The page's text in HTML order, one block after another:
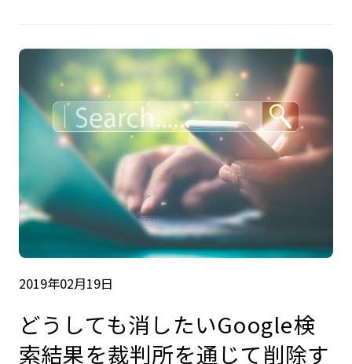
2019年02月19日
どうしても消したいGoogle検
索結果を裁判所を通じて削除す